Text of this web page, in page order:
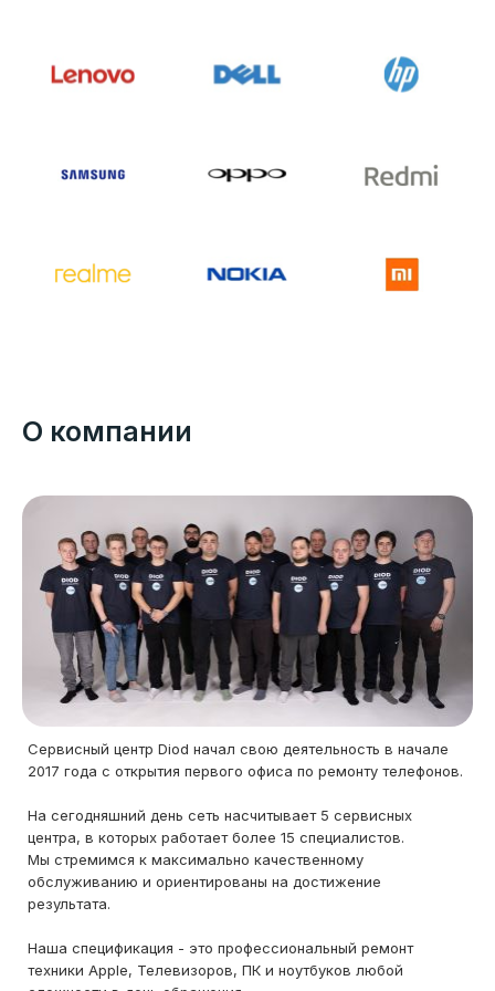
О компании
Сервисный центр Diod начал свою деятельность в начале
2017 года с открытия первого офиса по ремонту телефонов.
На сегодняшний день сеть насчитывает 5 сервисных
центра, в которых работает более 15 специалистов.
Мы стремимся к максимально качественному
обслуживанию и ориентированы на достижение
результата.
Наша спецификация - это профессиональный ремонт
техники Apple, Телевизоров, ПК и ноутбуков любой